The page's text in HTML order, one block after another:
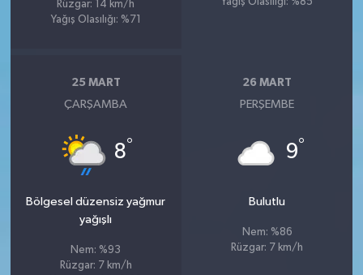
Rüzgar: 14 km/h
Yağış Olasılığı: %71
Yağış Olasılığı: %85
25 MART
ÇARŞAMBA
8°
Bölgesel düzensiz yağmur
yağışlı
Nem: %93
Rüzgar: 7 km/h
26 MART
PERŞEMBE
9°
Bulutlu
Nem: %86
Rüzgar: 7 km/h